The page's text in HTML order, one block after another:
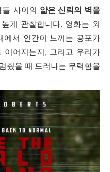
사이의 얇은 신뢰의 벽을
게 관찰합니다. 영화는 외
에서 인간이 느끼는 공포가
이어지는지, 그리고 우리가
췄을 때 드러나는 무력함을